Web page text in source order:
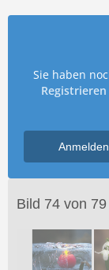
Sie haben
Anmelden
Bild 74 von 79